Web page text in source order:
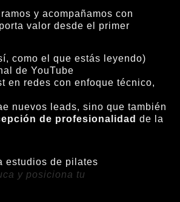
y acompañamos con
valor desde el primer
como el que estás leyendo)
de YouTube
en redes con enfoque técnico,
nuevos leads, sino que también
de profesionalidad de la
y posiciona tu